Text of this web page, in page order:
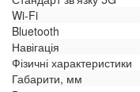
Wi-Fi
Bluetooth
Навігація
Фізичні характеристики
Габарити, мм